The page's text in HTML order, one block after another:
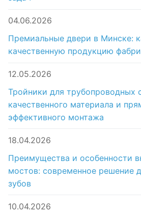
04.06.2026
Премиальные двери в Минске:
качественную продукцию
12.05.2026
Тройники для трубопроводных
качественного материала и
эффективного монтажа
18.04.2026
Преимущества и особенности
мостов: современное решение
зубов
10.04.2026